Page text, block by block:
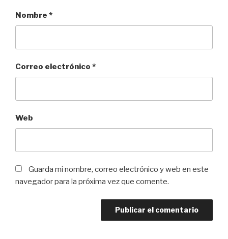
Nombre *
Correo electrónico *
Web
Guarda mi nombre, correo electrónico y web en este
navegador para la próxima vez que comente.